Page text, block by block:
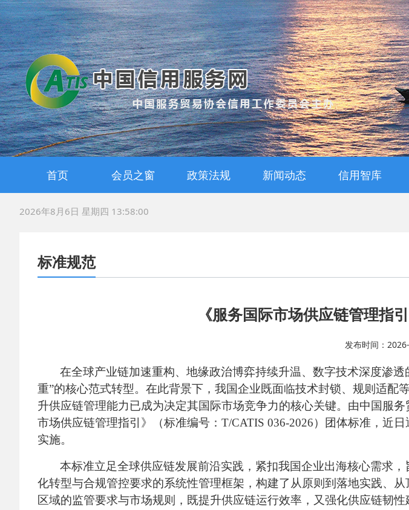
首页 会员之窗 政策法规 新闻动态 信用智库
2026年8月6日 星期四 13:58:01
标准规范
《服务国际市场供应链管理指
发布时间：
在全球产业链加速重构、地缘政治博弈持续升温、数字技术深度渗
重”的核心范式转型。在此背景下，我国企业既面临技术封锁、规则适
升供应链管理能力已成为决定其国际市场竞争力的核心关键。由中国服
市场供应链管理指引》（标准编号：T/CATIS 036-2026）团体标准，近
实施。
本标准立足全球供应链发展前沿实践，紧扣我国企业出海核心需求
化转型与合规管控要求的系统性管理框架，构建了从原则到落地实践、
区域的监管要求与市场规则，既提升供应链运行效率，又强化供应链韧